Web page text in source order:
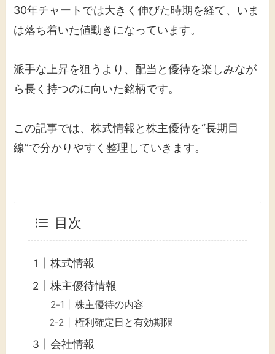
30年チャートでは大きく伸びた時期を経て、いま
は落ち着いた値動きになっています。
派手な上昇を狙うより、配当と優待を楽しみなが
ら長く持つのに向いた銘柄です。
この記事では、株式情報と株主優待を“長期目
線”で分かりやすく整理していきます。
目次
株式情報
株主優待情報
株主優待の内容
権利確定日と有効期限
会社情報